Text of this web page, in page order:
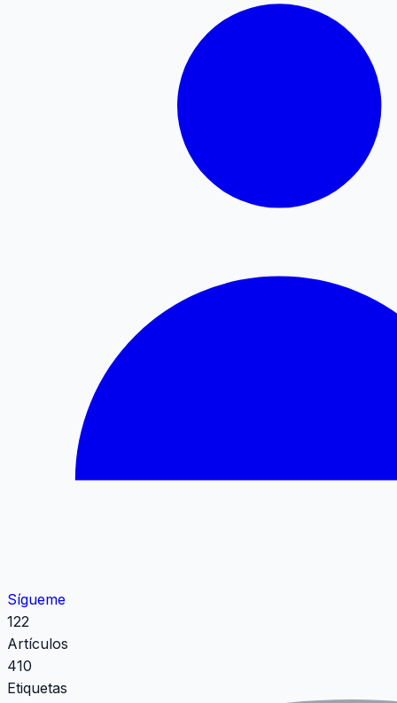
Sígueme
122
Artículos
410
Etiquetas